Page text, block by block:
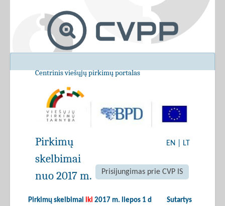
Centrinis viešųjų pirkimų portalas
EN LT
Prisijungimas prie CVP IS
Pirkimų skelbimai iki 2017 m. liepos 1 d Sutartys
Pirkimų
skelbimai
nuo 2017 m.